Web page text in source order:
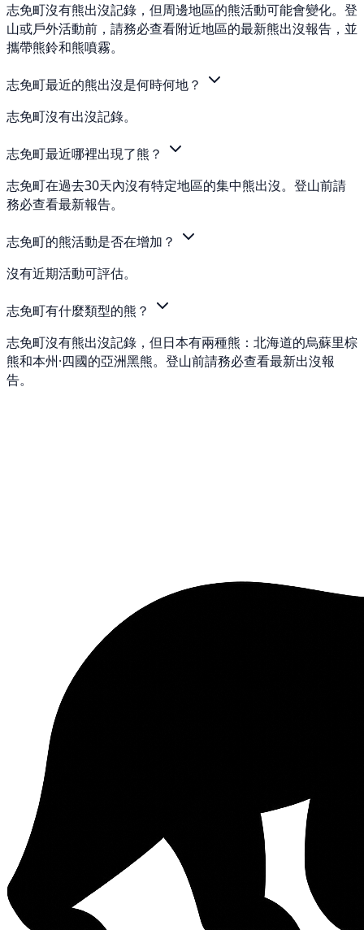
志免町沒有熊出沒記錄，但周邊地區的熊活動可能會變化。登
山或戶外活動前，請務必查看附近地區的最新熊出沒報告，並
攜帶熊鈴和熊噴霧。
志免町最近的熊出沒是何時何地？
志免町沒有出沒記錄。
志免町最近哪裡出現了熊？
志免町在過去30天內沒有特定地區的集中熊出沒。登山前請
務必查看最新報告。
志免町的熊活動是否在增加？
沒有近期活動可評估。
志免町有什麼類型的熊？
志免町沒有熊出沒記錄，但日本有兩種熊：北海道的烏蘇里棕
熊和本州·四國的亞洲黑熊。登山前請務必查看最新出沒報
告。